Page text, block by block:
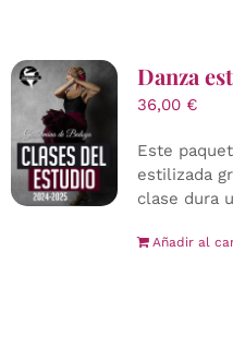
Danza
36,00 €
Este
estilizada
clase dura
Añadir al